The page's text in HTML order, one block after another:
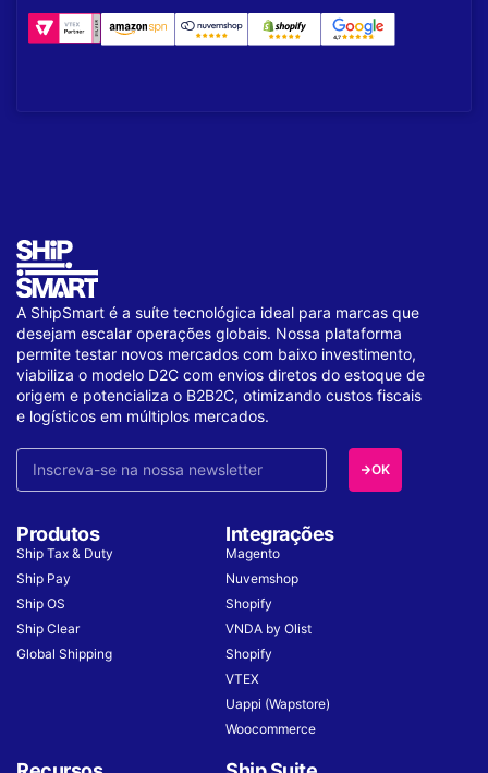
A ShipSmart é a suíte tecnológica ideal para marcas que
desejam escalar operações globais. Nossa plataforma
permite testar novos mercados com baixo investimento,
viabiliza o modelo D2C com envios diretos do estoque de
origem e potencializa o B2B2C, otimizando custos fiscais
e logísticos em múltiplos mercados.
OK
Produtos
Ship Tax & Duty
Ship Pay
Ship OS
Ship Clear
Global Shipping
Integrações
Magento
Nuvemshop
Shopify
VNDA by Olist
Shopify
VTEX
Uappi (Wapstore)
Woocommerce